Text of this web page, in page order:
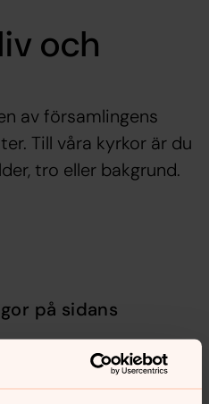
och
av församlingens
Till våra kyrkor är du
tro eller bakgrund.
på sidans